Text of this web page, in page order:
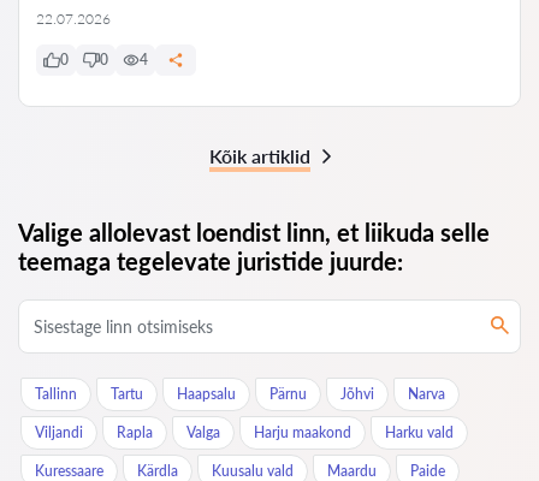
22.07.2026
0 0 4
Kõik artiklid
Valige allolevast loendist linn, et liikuda selle
teemaga tegelevate juristide juurde:
Tallinn Tartu Haapsalu Pärnu Jõhvi Narva
Viljandi Rapla Valga Harju maakond Harku vald
Kuressaare Kärdla Kuusalu vald Maardu Paide